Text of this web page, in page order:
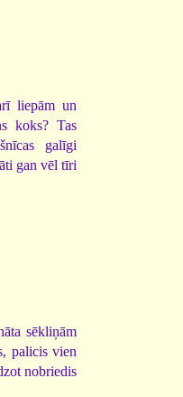
liepām un
koks? Tas
galīgi
gan vēl tīri
sēkliņām
palicis vien
nobriedis